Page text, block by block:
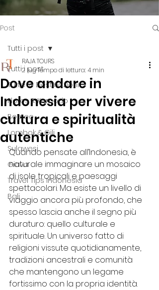
Post
Tutti i post
Tutte le Destinazioni
Flores & Komodo
Borneo
Lombok & Gili
Sulawesi
Giava
Travel Tips Indonesia
Bali
Tutti i post
Dove andare in
Indonesia per vivere
cultura e spiritualità
autentiche
RAJA TOURS
2 lugTempo di lettura: 4 min
Quando pensate all’Indonesia, è
naturale immaginare un mosaico
di isole tropicali e paesaggi
spettacolari. Ma esiste un livello di
viaggio ancora più profondo, che
spesso lascia anche il segno più
duraturo: quello culturale e
spirituale. Un universo fatto di
religioni vissute quotidianamente,
tradizioni ancestrali e comunità
che mantengono un legame
fortissimo con la propria identità.